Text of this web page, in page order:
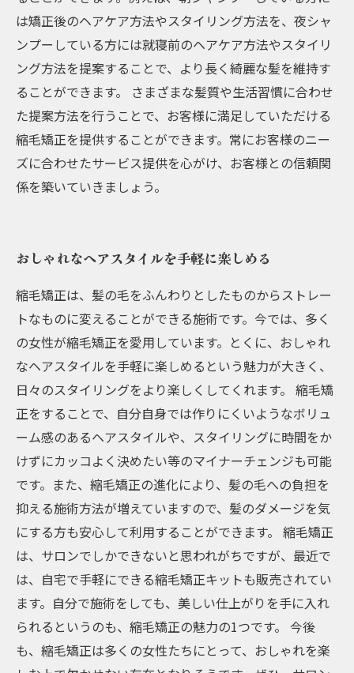
は矯正後のヘアケア方法やスタイリング方法を、夜シャ
ンプーしている方には就寝前のヘアケア方法やスタイリ
ング方法を提案することで、より長く綺麗な髪を維持す
ることができます。 さまざまな髪質や生活習慣に合わせ
た提案方法を行うことで、お客様に満足していただける
縮毛矯正を提供することができます。常にお客様のニー
ズに合わせたサービス提供を心がけ、お客様との信頼関
係を築いていきましょう。
おしゃれなヘアスタイルを手軽に楽しめる
縮毛矯正は、髪の毛をふんわりとしたものからストレー
トなものに変えることができる施術です。今では、多く
の女性が縮毛矯正を愛用しています。とくに、おしゃれ
なヘアスタイルを手軽に楽しめるという魅力が大きく、
日々のスタイリングをより楽しくしてくれます。 縮毛矯
正をすることで、自分自身では作りにくいようなボリュ
ーム感のあるヘアスタイルや、スタイリングに時間をか
けずにカッコよく決めたい等のマイナーチェンジも可能
です。また、縮毛矯正の進化により、髪の毛への負担を
抑える施術方法が増えていますので、髪のダメージを気
にする方も安心して利用することができます。 縮毛矯正
は、サロンでしかできないと思われがちですが、最近で
は、自宅で手軽にできる縮毛矯正キットも販売されてい
ます。自分で施術をしても、美しい仕上がりを手に入れ
られるというのも、縮毛矯正の魅力の1つです。 今後
も、縮毛矯正は多くの女性たちにとって、おしゃれを楽